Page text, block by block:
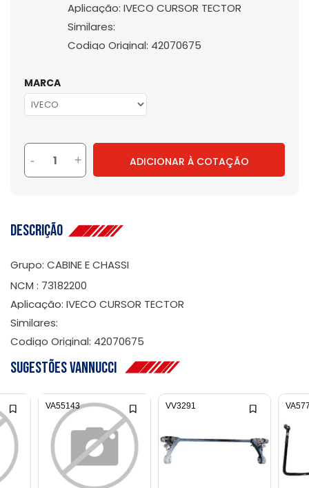
Aplicação: IVECO CURSOR TECTOR
Similares:
Codigo Original: 42070675
MARCA
- + ADICIONAR À COTAÇÃO
Descrição
Grupo: CABINE E CHASSI
NCM : 73182200
Aplicação: IVECO CURSOR TECTOR
Similares:
Codigo Original: 42070675
Sugestões Vannucci
VA55143 VV3291